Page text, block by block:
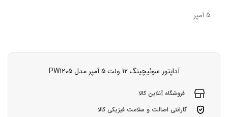
5 آمپر
آداپتور سوئیچینگ 12 ولت 5 آمپر مدل PW1205
فروشگاه آنلاین کالا
گارانتی اصالت و سلامت فیزیکی کالا